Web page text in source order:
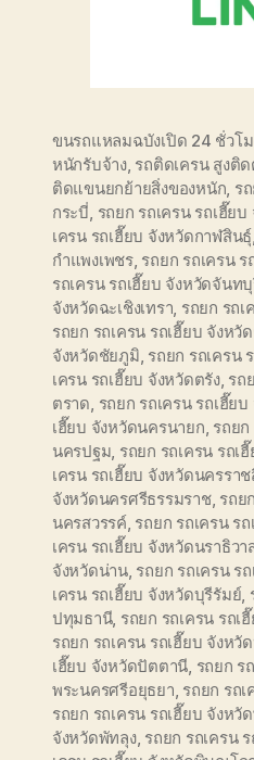
ขนรถแหลมฉบังเปิด 24 ชั่วโ
หนักรับจ้าง, รถติดเครน สูงติ
ติดแขนยกย้ายสิ่งของหนัก, ร
กระบี่, รถยก รถเครน รถเฮี๊ย
เครน รถเฮี๊ยบ จังหวัดกาฬสินธุ์,
กำแพงเพชร, รถยก รถเครน
รถเครน รถเฮี๊ยบ จังหวัดจันท
จังหวัดฉะเชิงเทรา, รถยก รถ
รถยก รถเครน รถเฮี๊ยบ จังหวั
จังหวัดชัยภูมิ, รถยก รถเครน
เครน รถเฮี๊ยบ จังหวัดตรัง, รถ
ตราด, รถยก รถเครน รถเฮี๊ย
เฮี๊ยบ จังหวัดนครนายก, รถยก
นครปฐม, รถยก รถเครน รถ
เครน รถเฮี๊ยบ จังหวัดนครรา
จังหวัดนครศรีธรรมราช, รถย
นครสวรรค์, รถยก รถเครน ร
เครน รถเฮี๊ยบ จังหวัดนราธิวา
จังหวัดน่าน, รถยก รถเครน ร
เครน รถเฮี๊ยบ จังหวัดบุรีรัมย์,
ปทุมธานี, รถยก รถเครน รถ
รถยก รถเครน รถเฮี๊ยบ จังหวั
เฮี๊ยบ จังหวัดปัตตานี, รถยก ร
พระนครศรีอยุธยา, รถยก รถเ
รถยก รถเครน รถเฮี๊ยบ จังหวั
จังหวัดพัทลุง, รถยก รถเครน